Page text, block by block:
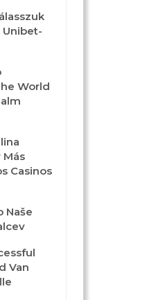
World
Más
Casinos
Naše
Van